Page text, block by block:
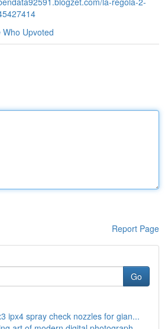
Who Upvoted
Report Page
Go
ipx4 spray check nozzles for gian...